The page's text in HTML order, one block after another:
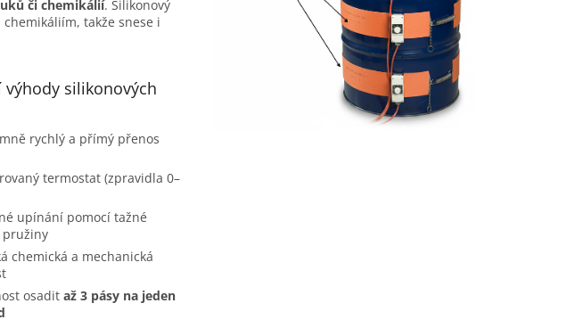
či chemikálií. Silikonový
takže snese i
výhody silikonových
rychlý a přímý přenos
termostat (zpravidla 0–
upínání pomocí tažné
pružiny
chemická a mechanická
osadit až 3 pásy na jeden